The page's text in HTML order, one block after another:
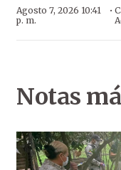
Agosto 7, 2026 10:41
p. m.
·
Notas